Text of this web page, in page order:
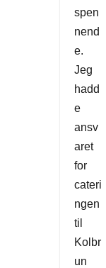
spen
nend
e.
Jeg
hadd
e
ansv
aret
for
cateri
ngen
til
Kolbr
un